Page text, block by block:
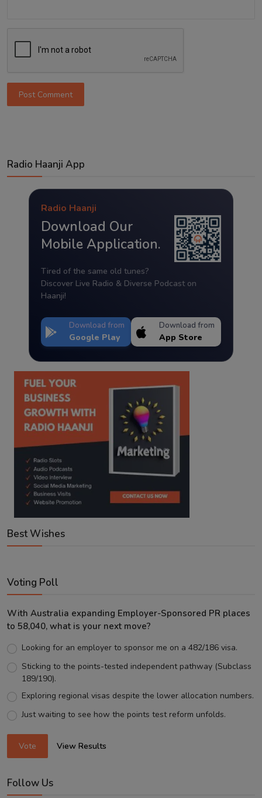
Post Comment
Radio Haanji App
Radio Haanji
Download Our
Mobile Application.
Tired of the same old tunes?
Discover Live Radio & Diverse Podcast on
Haanji!
Download from
Google Play
Download from
App Store
Best Wishes
Voting Poll
With Australia expanding Employer-Sponsored PR places
to 58,040, what is your next move?
Looking for an employer to sponsor me on a 482/186 visa.
Sticking to the points-tested independent pathway (Subclass
189/190).
Exploring regional visas despite the lower allocation numbers.
Just waiting to see how the points test reform unfolds.
Vote View Results
Follow Us